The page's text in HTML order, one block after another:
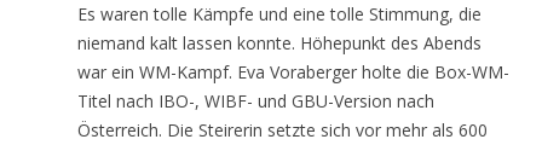
Es waren tolle Kämpfe und eine tolle Stimmung, die
niemand kalt lassen konnte. Höhepunkt des Abends
war ein WM-Kampf. Eva Voraberger holte die Box-WM-
Titel nach IBO-, WIBF- und GBU-Version nach
Österreich. Die Steirerin setzte sich vor mehr als 600